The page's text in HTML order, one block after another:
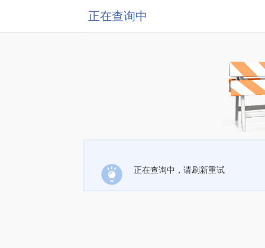
正在查询中
正在查询中，请刷新重试